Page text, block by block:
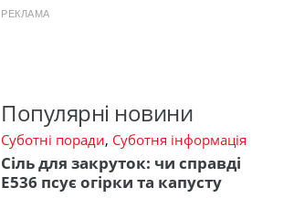
РЕКЛАМА
Популярні новини
Суботні поради, Суботня інформація
Сіль для закруток: чи справді
Е536 псує огірки та капусту